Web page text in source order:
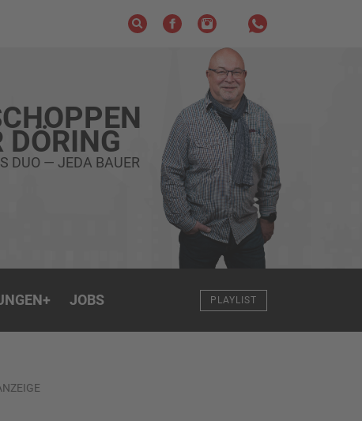
DÖRING
DUO — JEDA BAUER
+ JOBS PLAYLIST